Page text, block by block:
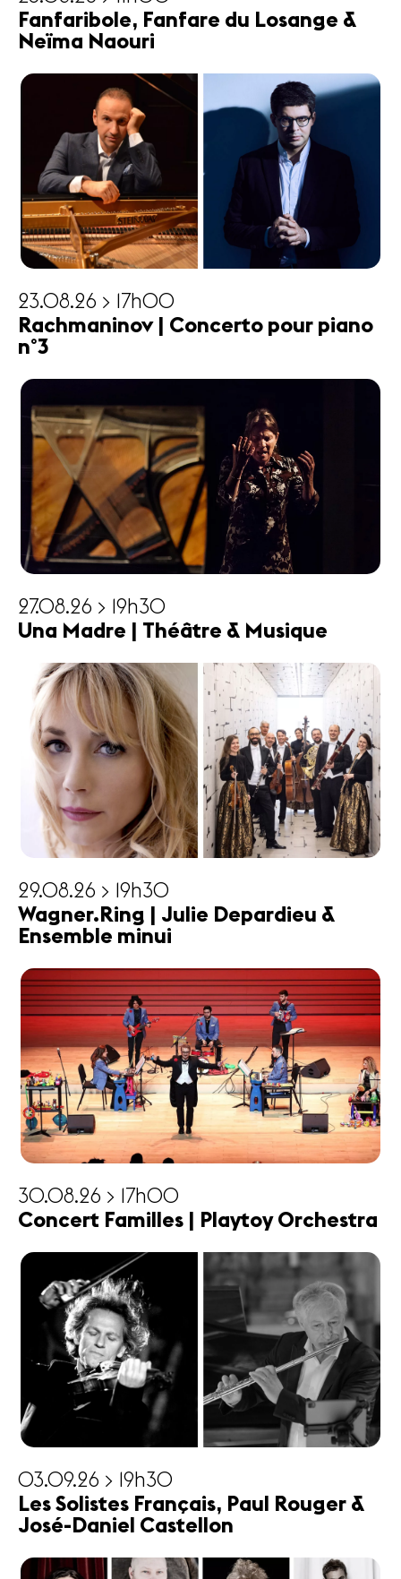
Fanfaribole, Fanfare du Losange &
Neïma Naouri
23.08.26 > 17h00
Rachmaninov | Concerto pour piano
n°3
27.08.26 > 19h30
Una Madre | Théâtre & Musique
29.08.26 > 19h30
Wagner.Ring | Julie Depardieu &
Ensemble minui
30.08.26 > 17h00
Concert Familles | Playtoy Orchestra
03.09.26 > 19h30
Les Solistes Français, Paul Rouger &
José-Daniel Castellon